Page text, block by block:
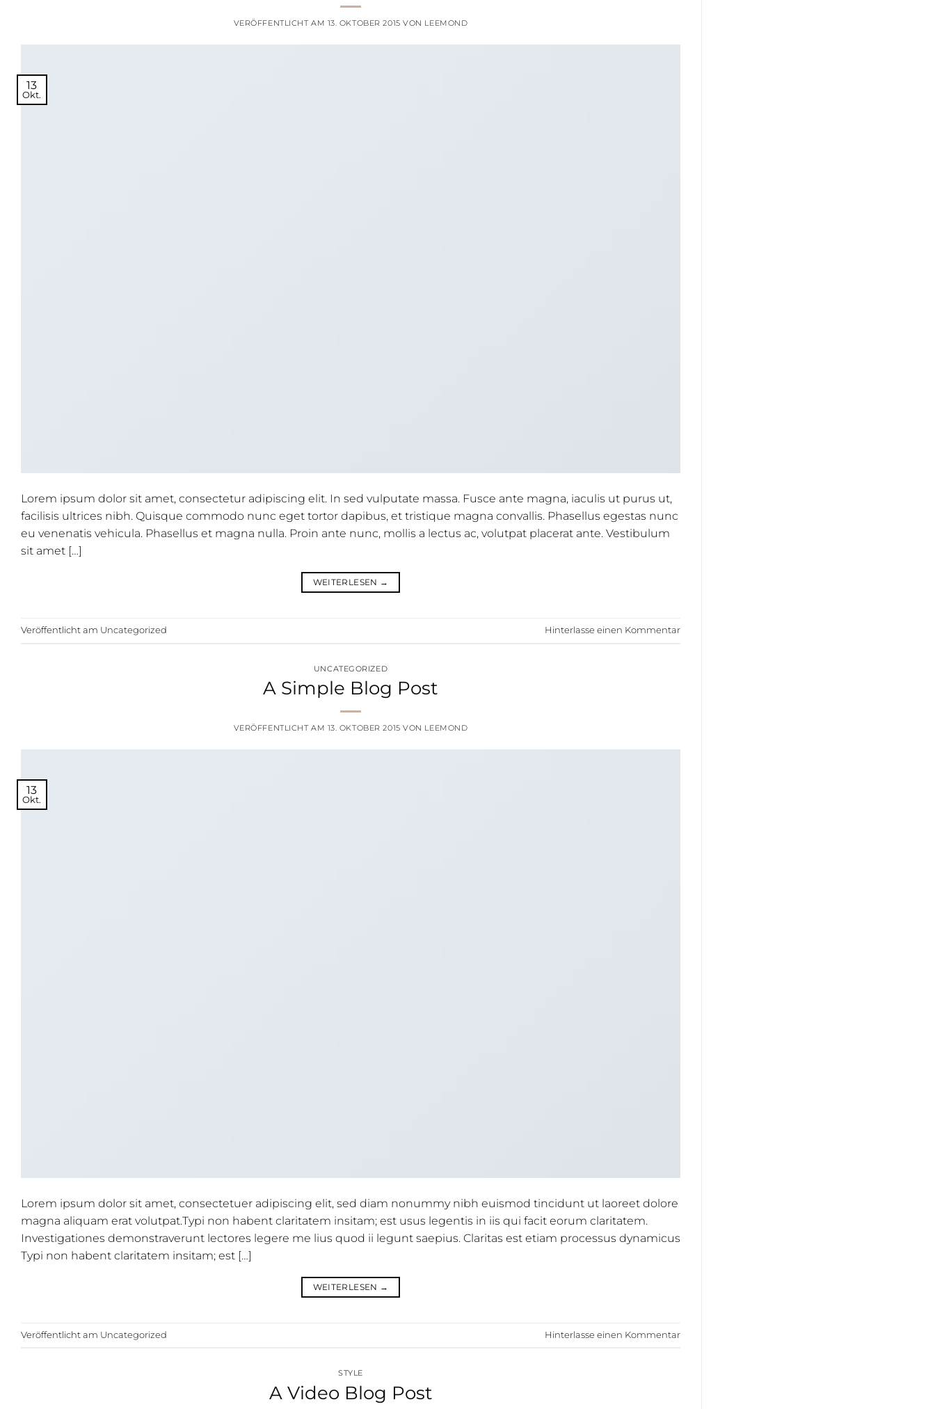
VERÖFFENTLICHT AM 13. OKTOBER 2015 VON LEEMOND
13
Okt.
Lorem ipsum dolor sit amet, consectetur adipiscing elit. In sed vulputate massa. Fusce ante magna, iaculis ut purus ut,
facilisis ultrices nibh. Quisque commodo nunc eget tortor dapibus, et tristique magna convallis. Phasellus egestas nunc
eu venenatis vehicula. Phasellus et magna nulla. Proin ante nunc, mollis a lectus ac, volutpat placerat ante. Vestibulum
sit amet […]
WEITERLESEN →
Veröffentlicht am Uncategorized Hinterlasse einen Kommentar
UNCATEGORIZED
A Simple Blog Post
VERÖFFENTLICHT AM 13. OKTOBER 2015 VON LEEMOND
13
Okt.
Lorem ipsum dolor sit amet, consectetuer adipiscing elit, sed diam nonummy nibh euismod tincidunt ut laoreet dolore
magna aliquam erat volutpat.Typi non habent claritatem insitam; est usus legentis in iis qui facit eorum claritatem.
Investigationes demonstraverunt lectores legere me lius quod ii legunt saepius. Claritas est etiam processus dynamicus
Typi non habent claritatem insitam; est […]
WEITERLESEN →
Veröffentlicht am Uncategorized Hinterlasse einen Kommentar
STYLE
A Video Blog Post